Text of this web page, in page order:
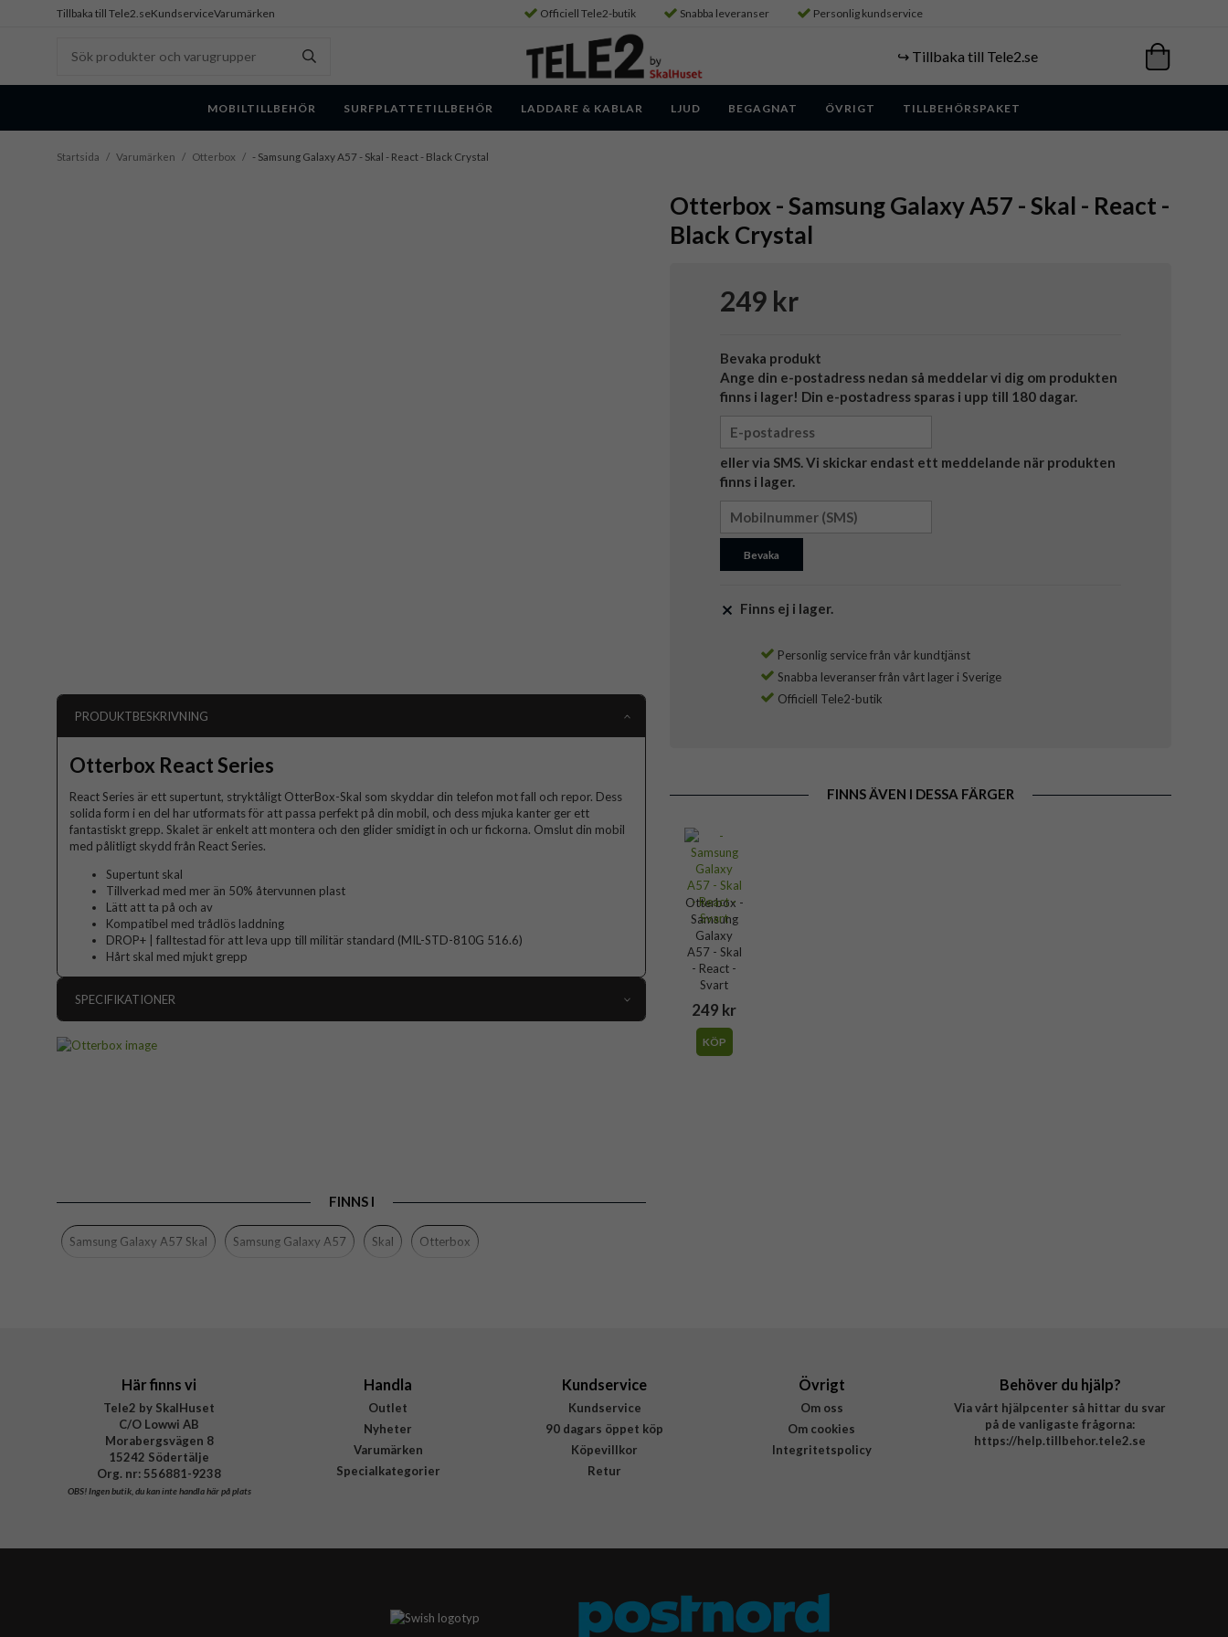
Tillbaka till Tele2.seKundserviceVarumärken Officiell Tele2-butik Snabba leveranser Personlig kundservice
↪️ Tillbaka till Tele2.se
MOBILTILLBEHÖR SURFPLATTETILLBEHÖR LADDARE & KABLAR LJUD BEGAGNAT ÖVRIGT TILLBEHÖRSPAKET
Startsida / Varumärken / Otterbox / - Samsung Galaxy A57 - Skal - React - Black Crystal
Otterbox - Samsung Galaxy A57 - Skal - React -
Black Crystal
249 kr
Bevaka produkt
Ange din e-postadress nedan så meddelar vi dig om produkten
finns i lager! Din e-postadress sparas i upp till 180 dagar.
eller via SMS. Vi skickar endast ett meddelande när produkten
finns i lager.
Bevaka
Finns ej i lager.
Personlig service från vår kundtjänst
Snabba leveranser från vårt lager i Sverige
Officiell Tele2-butik
FINNS ÄVEN I DESSA FÄRGER
Otterbox -
Samsung
Galaxy
A57 - Skal
- React -
Svart
249 kr
KÖP
PRODUKTBESKRIVNING
Otterbox React Series
React Series är ett supertunt, stryktåligt OtterBox-Skal som skyddar din telefon mot fall och repor. Dess
solida form i en del har utformats för att passa perfekt på din mobil, och dess mjuka kanter ger ett
fantastiskt grepp. Skalet är enkelt att montera och den glider smidigt in och ur fickorna. Omslut din mobil
med pålitligt skydd från React Series.
Supertunt skal
Tillverkad med mer än 50% återvunnen plast
Lätt att ta på och av
Kompatibel med trådlös laddning
DROP+ | falltestad för att leva upp till militär standard (MIL-STD-810G 516.6)
Hårt skal med mjukt grepp
SPECIFIKATIONER
Tillverkarens art nr
FINNS I
Samsung Galaxy A57 Skal Samsung Galaxy A57 Skal Otterbox
Här finns vi
Tele2 by SkalHuset
C/O Lowwi AB
Morabergsvägen 8
15242 Södertälje
Org. nr: 556881-9238
OBS!Ingen butik, du kan inte handla här på plats
Handla
Outlet
Nyheter
Varumärken
Specialkategorier
Kundservice
Kundservice
90 dagars öppet köp
Köpevillkor
Retur
Övrigt
Om oss
Om cookies
Integritetspolicy
Behöver du hjälp?
Via vårt hjälpcenter så hittar du svar
på de vanligaste frågorna:
https://help.tillbehor.tele2.se